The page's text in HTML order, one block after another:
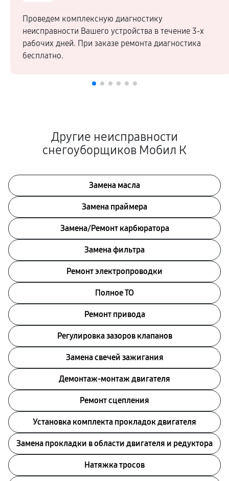
Проведем комплексную диагностику
неисправности Вашего устройства в течение 3-х
рабочих дней. При заказе ремонта диагностика
бесплатно.
Другие неисправности
снегоуборщиков Мобил К
Замена масла
Замена праймера
Замена/Pемонт карбюратора
Замена фильтра
Ремонт электропроводки
Полное ТО
Ремонт привода
Регулировка зазоров клапанов
Замена свечей зажигания
Демонтаж-монтаж двигателя
Ремонт сцепления
Установка комплекта прокладок двигателя
Замена прокладки в области двигателя и редуктора
Натяжка тросов